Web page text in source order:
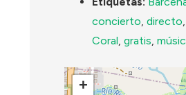
concierto,directo,
Coral,gratis,
+